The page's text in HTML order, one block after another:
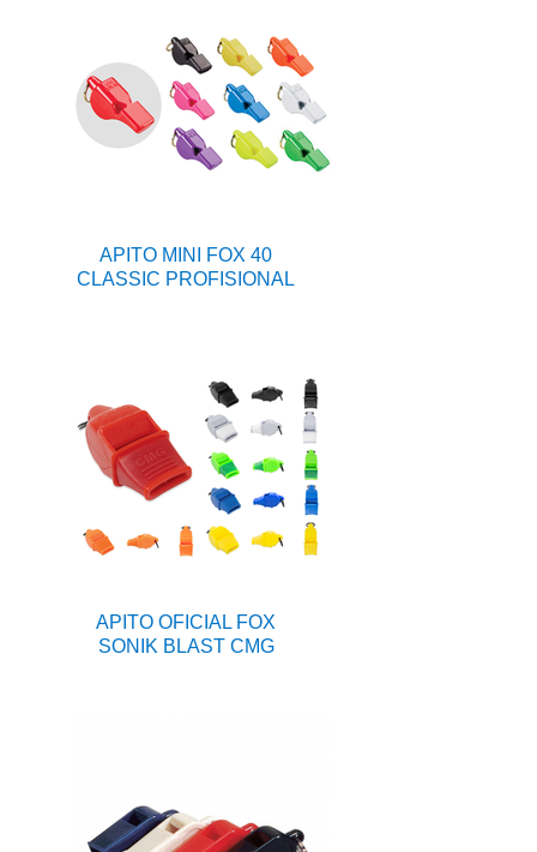
APITO MINI FOX 40
CLASSIC PROFISIONAL
APITO OFICIAL FOX
SONIK BLAST CMG